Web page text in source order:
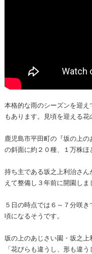
本格的な雨のシーズンを迎
もあります。見頃を迎える花
鹿児島市平田町の『坂の上
の斜面に約２０種、１万株
持ち主である坂之上利治さ
えて整備し３年前に開園しま
５日の時点では６～７分咲
頃になるそうです。
坂の上のあじさい園・坂之上
「花びらも違うし、形も違